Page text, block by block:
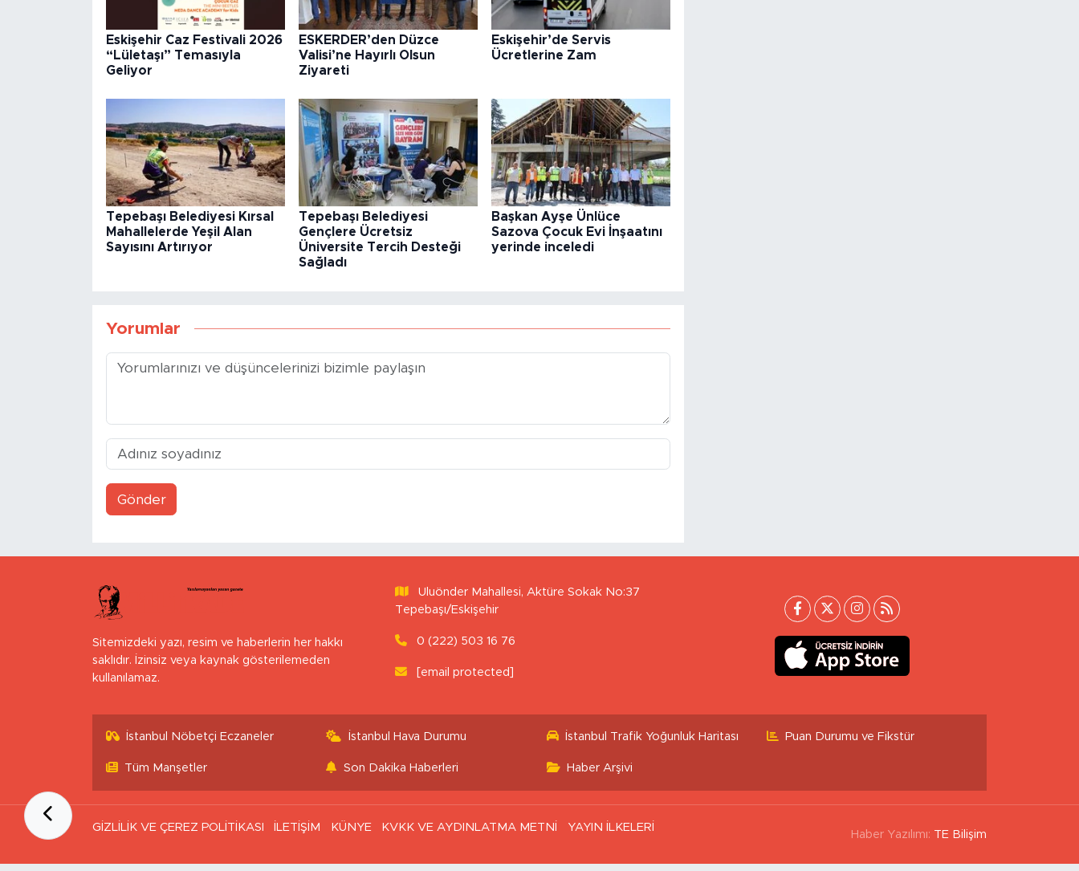
Eskişehir Caz Festivali 2026
“Lületaşı” Temasıyla
Geliyor
ESKERDER’den Düzce
Valisi’ne Hayırlı Olsun
Ziyareti
Eskişehir’de Servis
Ücretlerine Zam
Tepebaşı Belediyesi Kırsal
Mahallelerde Yeşil Alan
Sayısını Artırıyor
Tepebaşı Belediyesi
Gençlere Ücretsiz
Üniversite Tercih Desteği
Sağladı
Başkan Ayşe Ünlüce
Sazova Çocuk Evi İnşaatını
yerinde inceledi
Yorumlar
Gönder
Sitemizdeki yazı, resim ve haberlerin her hakkı
saklıdır. İzinsiz veya kaynak gösterilemeden
kullanılamaz.
Uluönder Mahallesi, Aktüre Sokak No:37
Tepebaşı/Eskişehir
0 (222) 503 16 76
[email protected]
İstanbul Nöbetçi Eczaneler İstanbul Hava Durumu İstanbul Trafik Yoğunluk Haritası Puan Durumu ve Fikstür
Tüm Manşetler Son Dakika Haberleri Haber Arşivi
GİZLİLİK VE ÇEREZ POLİTİKASI İLETİŞİM KÜNYE KVKK VE AYDINLATMA METNİ YAYIN İLKELERİ
Haber Yazılımı: TE Bilişim